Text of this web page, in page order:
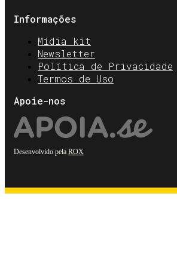
Informações
Mídia kit
Newsletter
Política de Privacidade
Termos de Uso
Apoie-nos
Desenvolvido pela ROX